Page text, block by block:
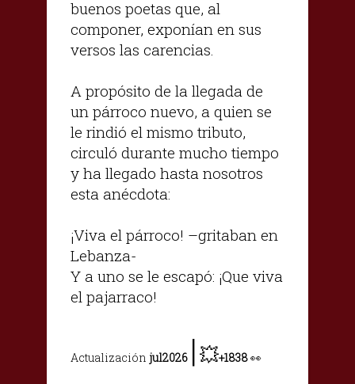
buenos poetas que, al
componer, exponían en sus
versos las carencias.
A propósito de la llegada de
un párroco nuevo, a quien se
le rindió el mismo tributo,
circuló durante mucho tiempo
y ha llegado hasta nosotros
esta anécdota:
¡Viva el párroco! –gritaban en
Lebanza-
Y a uno se le escapó: ¡Que viva
el pajarraco!
Actualización jul2026 |💥+1838👀